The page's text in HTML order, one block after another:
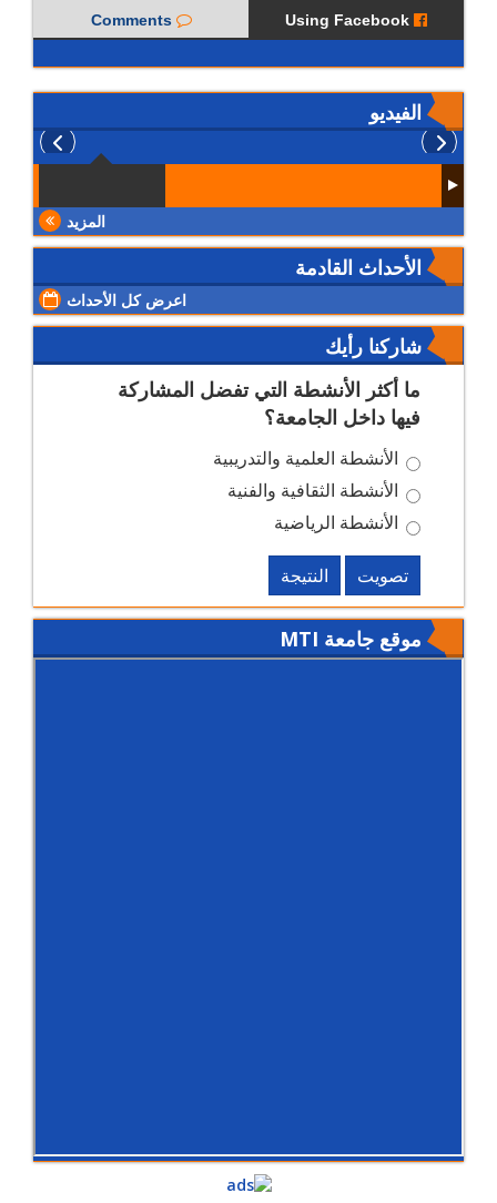
Comments
الفيديو
المزيد
الأحداث القادمة
اعرض كل الأحداث
شاركنا رأيك
ما أكثر الأنشطة التي تفضل المشاركة
فيها داخل الجامعة؟
الأنشطة العلمية والتدريبية
الأنشطة الثقافية والفنية
الأنشطة الرياضية
تصويت النتيجة
موقع جامعة MTI